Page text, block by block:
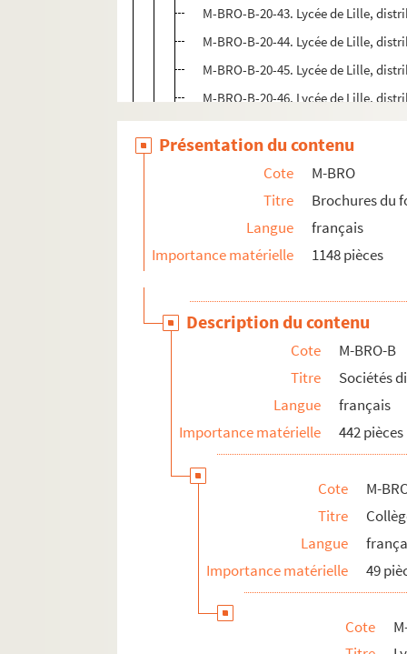
M-BRO-B-20-43. Lycée de Lille,
M-BRO-B-20-44. Lycée de Lille,
M-BRO-B-20-45. Lycée de Lille,
M-BRO-B-20-46. Lycée de Lille,
M-BRO-B-20-47. Lycée de Lille,
M-BRO-B-20-48. Construction du
M-BRO-B-26. Société de charité
M-BRO-B-28. Société de Saint-
M-BRO-B-29. Société de Saint-
M-BRO-B-30. Société des sauveteurs
M-BRO-B-31. Office central lillois
M-BRO-B-33. Institution des sourds-
M-BRO-B-35. Facultés catholiques
M-BRO-B-36. Faculté catholiques de
M-BRO-B-38. Commission
M-BRO-B-42. Chambres syndicales
M-BRO-B-43. Société artistique de
M-BRO-B-44. Institut Pasteur
M-BRO-C. Transport, médecine, social,
Présentation du contenu
Cote
M-BRO
Titre
Brochures du
Langue
français
Importance matérielle
1148 pièces
Description du contenu
Cote
M-BRO-B
Titre
Sociétés
Langue
français
Importance matérielle
442 pièces
Cote
M-
Titre
Langue
Importance matérielle
49
Cote